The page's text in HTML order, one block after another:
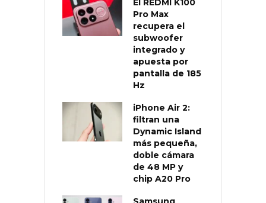
El REDMI K100
Pro Max
recupera el
subwoofer
integrado y
apuesta por
pantalla de 185
Hz
iPhone Air 2:
filtran una
Dynamic Island
más pequeña,
doble cámara
de 48 MP y
chip A20 Pro